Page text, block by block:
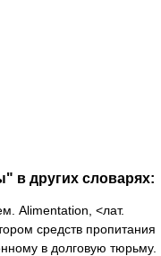
в других словарях:
Alimentation, <лат.
средств пропитания
в долговую тюрьму.